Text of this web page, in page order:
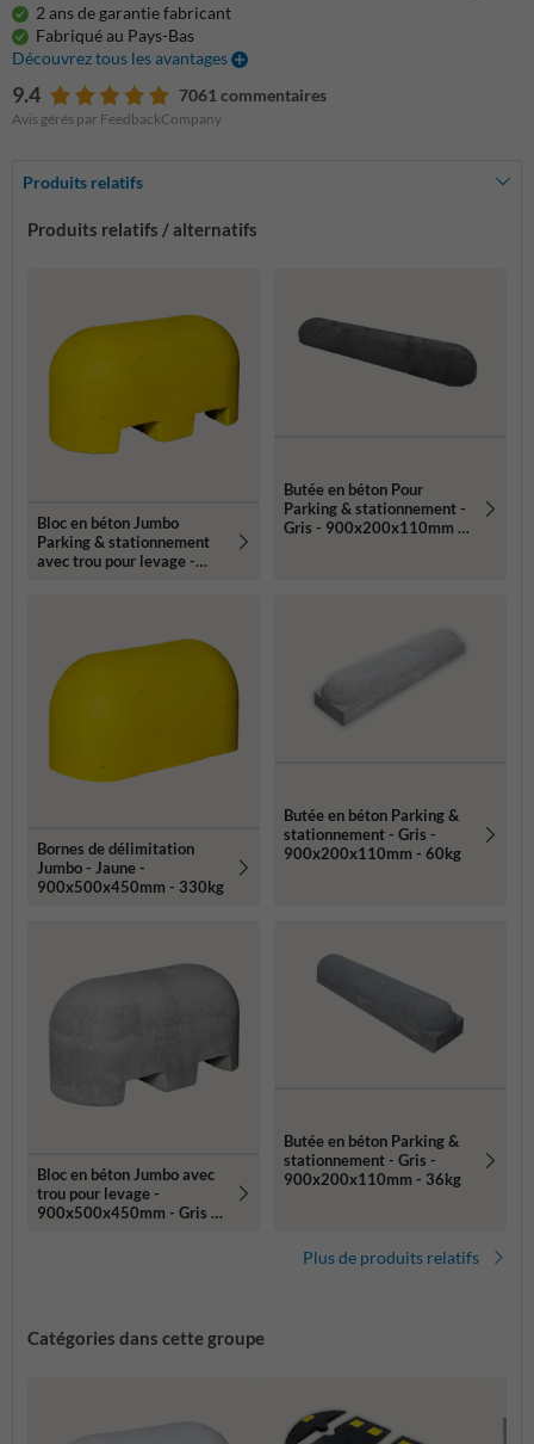
2 ans de garantie fabricant
Fabriqué au Pays-Bas
Découvrez tous les avantages
9.4 7061 commentaires
Avis gérés par FeedbackCompany
Produits relatifs
Produits relatifs / alternatifs
Bloc en béton Jumbo
Parking & stationnement
avec trou pour levage -
Butée en béton Pour
Parking & stationnement -
Gris - 900x200x110mm -
Bornes de délimitation
Jumbo - Jaune -
900x500x450mm - 330kg
Butée en béton Parking &
stationnement - Gris -
900x200x110mm - 60kg
Bloc en béton Jumbo avec
trou pour levage -
900x500x450mm - Gris -
Butée en béton Parking &
stationnement - Gris -
900x200x110mm - 36kg
Plus de produits relatifs
Catégories dans cette groupe